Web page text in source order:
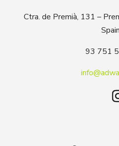
Ctra. de Premià, 131 –
Spain
93 751